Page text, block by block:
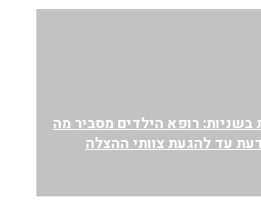
רופא הילדים מסביר מה
עד להגעת צוותי ההצלה